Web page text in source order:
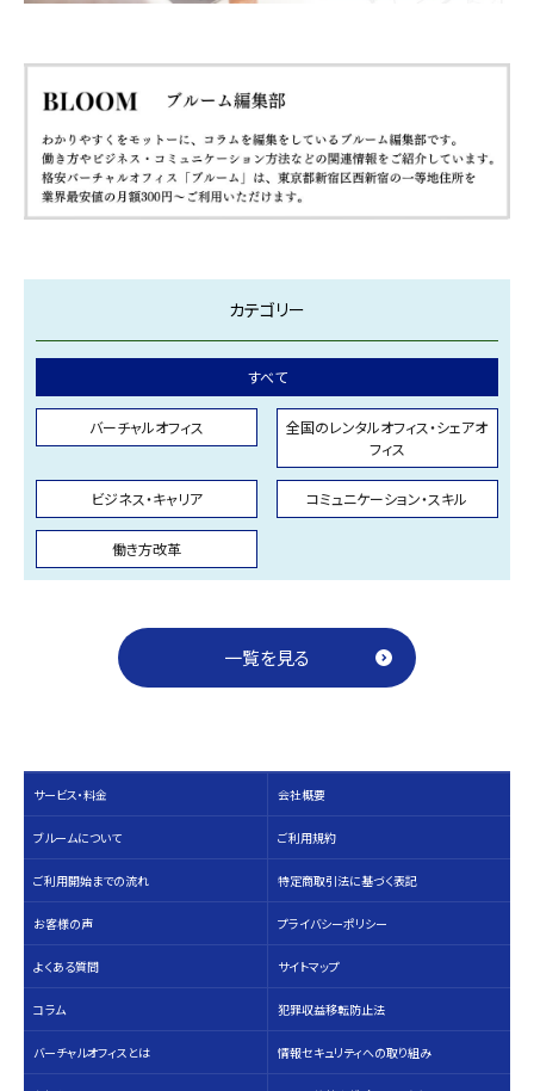
カテゴリー
すべて
バーチャルオフィス
全国のレンタルオフィス・シェアオ
フィス
ビジネス・キャリア コミュニケーション・スキル
働き方改革
一覧を見る
サービス・料⾦
ブルームについて
ご利用開始までの流れ
お客様の声
よくある質問
コラム
バーチャルオフィスとは
会社概要
ご利用規約
特定商取引法に基づく表記
プライバシーポリシー
サイトマップ
犯罪収益移転防止法
情報セキュリティへの取り組み